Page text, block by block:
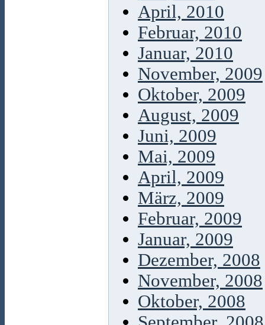
April, 2010
Februar, 2010
Januar, 2010
November, 2009
Oktober, 2009
August, 2009
Juni, 2009
Mai, 2009
April, 2009
März, 2009
Februar, 2009
Januar, 2009
Dezember, 2008
November, 2008
Oktober, 2008